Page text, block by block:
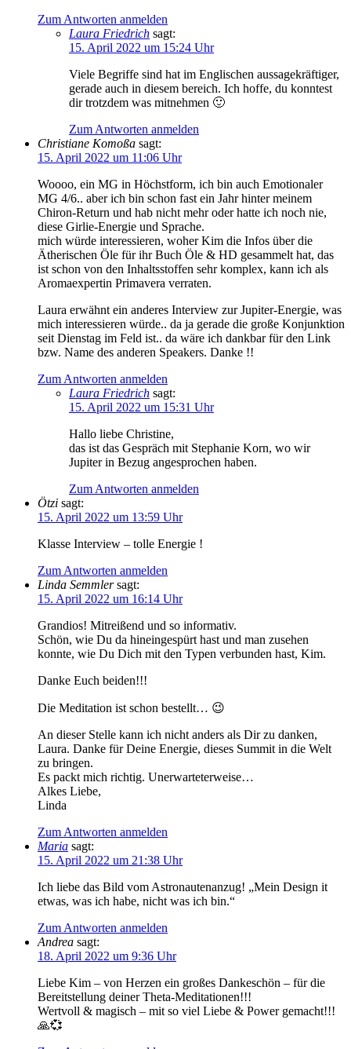
Zum Antworten anmelden
Laura Friedrich sagt:
15. April 2022 um 15:24 Uhr
Viele Begriffe sind hat im Englischen aussagekräftiger,
gerade auch in diesem bereich. Ich hoffe, du konntest
dir trotzdem was mitnehmen 🙂
Zum Antworten anmelden
Christiane Komoßa sagt:
15. April 2022 um 11:06 Uhr
Woooo, ein MG in Höchstform, ich bin auch Emotionaler
MG 4/6.. aber ich bin schon fast ein Jahr hinter meinem
Chiron-Return und hab nicht mehr oder hatte ich noch nie,
diese Girlie-Energie und Sprache.
mich würde interessieren, woher Kim die Infos über die
Ätherischen Öle für ihr Buch Öle & HD gesammelt hat, das
ist schon von den Inhaltsstoffen sehr komplex, kann ich als
Aromaexpertin Primavera verraten.
Laura erwähnt ein anderes Interview zur Jupiter-Energie, was
mich interessieren würde.. da ja gerade die große Konjunktion
seit Dienstag im Feld ist.. da wäre ich dankbar für den Link
bzw. Name des anderen Speakers. Danke !!
Zum Antworten anmelden
Laura Friedrich sagt:
15. April 2022 um 15:31 Uhr
Hallo liebe Christine,
das ist das Gespräch mit Stephanie Korn, wo wir
Jupiter in Bezug angesprochen haben.
Zum Antworten anmelden
Ötzi sagt:
15. April 2022 um 13:59 Uhr
Klasse Interview – tolle Energie !
Zum Antworten anmelden
Linda Semmler sagt:
15. April 2022 um 16:14 Uhr
Grandios! Mitreißend und so informativ.
Schön, wie Du da hineingespürt hast und man zusehen
konnte, wie Du Dich mit den Typen verbunden hast, Kim.
Danke Euch beiden!!!
Die Meditation ist schon bestellt… 😉
An dieser Stelle kann ich nicht anders als Dir zu danken,
Laura. Danke für Deine Energie, dieses Summit in die Welt
zu bringen.
Es packt mich richtig. Unerwarteterweise…
Alkes Liebe,
Linda
Zum Antworten anmelden
Maria sagt:
15. April 2022 um 21:38 Uhr
Ich liebe das Bild vom Astronautenanzug! „Mein Design it
etwas, was ich habe, nicht was ich bin.“
Zum Antworten anmelden
Andrea sagt:
18. April 2022 um 9:36 Uhr
Liebe Kim – von Herzen ein großes Dankeschön – für die
Bereitstellung deiner Theta-Meditationen!!!
Wertvoll & magisch – mit so viel Liebe & Power gemacht!!!
🙏💞